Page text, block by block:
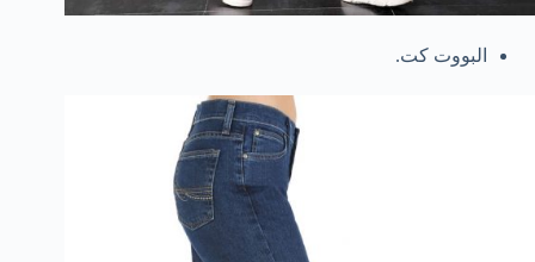
البووت كت.